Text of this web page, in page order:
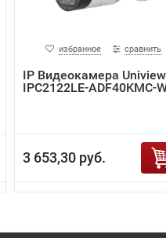
избранное сравнить
IP Видеокамера Uniview
IPC2122LE-ADF40KMC-
3 653,30 руб.